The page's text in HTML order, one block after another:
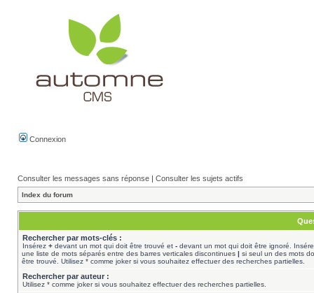
Connexion
Consulter les messages sans réponse | Consulter les sujets actifs
Index du forum
Rechercher par mots-clés :
Insérez + devant un mot qui doit être trouvé et - devant un mot qui doit être ignoré.
une liste de mots séparés entre des barres verticales discontinues | si seul un des mots
être trouvé. Utilisez * comme joker si vous souhaitez effectuer des recherches partielles.
Rechercher par auteur :
Utilisez * comme joker si vous souhaitez effectuer des recherches partielles.